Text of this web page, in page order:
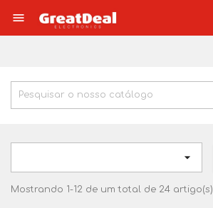


Mostrando 1-12 de um total de 24 artigo(s)